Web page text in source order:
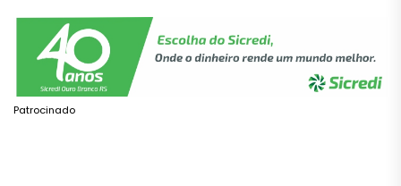
Patrocinado